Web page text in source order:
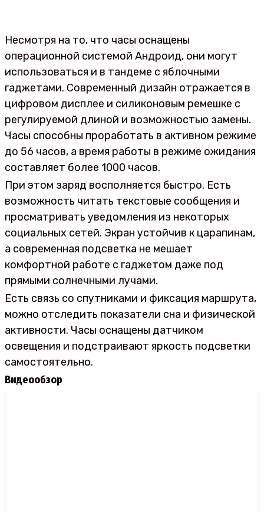
Несмотря на то, что часы оснащены
операционной системой Андроид, они могут
использоваться и в тандеме с яблочными
гаджетами. Современный дизайн отражается в
цифровом дисплее и силиконовым ремешке с
регулируемой длиной и возможностью замены.
Часы способны проработать в активном режиме
до 56 часов, а время работы в режиме ожидания
составляет более 1000 часов.
При этом заряд восполняется быстро. Есть
возможность читать текстовые сообщения и
просматривать уведомления из некоторых
социальных сетей. Экран устойчив к царапинам,
а современная подсветка не мешает
комфортной работе с гаджетом даже под
прямыми солнечными лучами.
Есть связь со спутниками и фиксация маршрута,
можно отследить показатели сна и физической
активности. Часы оснащены датчиком
освещения и подстраивают яркость подсветки
самостоятельно.
Видеообзор